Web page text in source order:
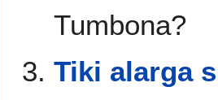
Tumbona?
Tiki alarga